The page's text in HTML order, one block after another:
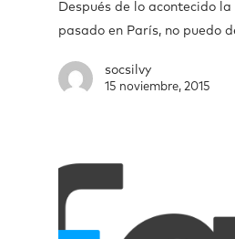
Después de lo acontecido la
pasado en París, no puedo
socsilvy
15 noviembre, 2015